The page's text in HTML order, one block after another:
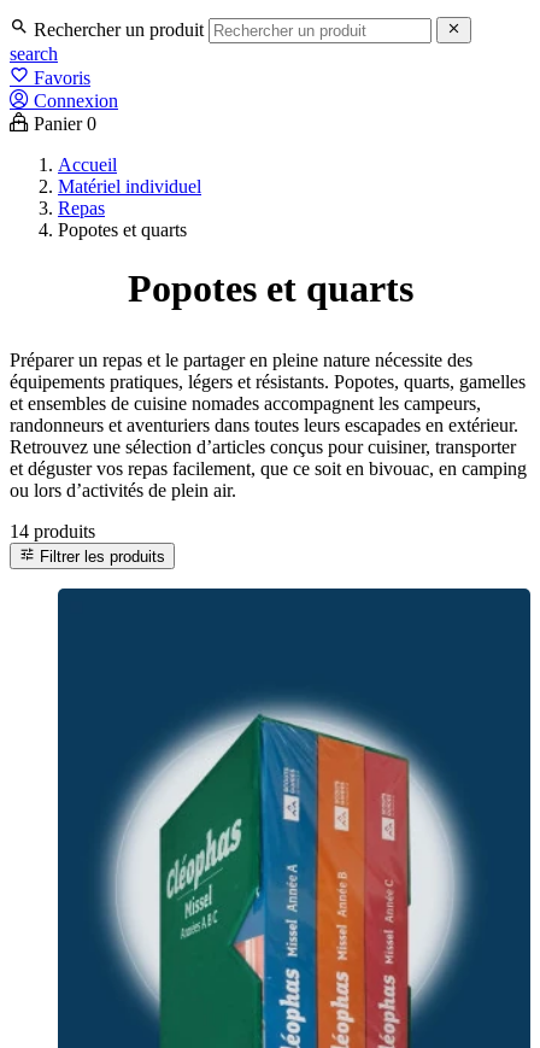
 Rechercher un produit 
search
favorite_border Favoris
Connexion
Panier 0
Accueil
Matériel individuel
Repas
Popotes et quarts
Popotes et quarts
Préparer un repas et le partager en pleine nature nécessite des
équipements pratiques, légers et résistants. Popotes, quarts, gamelles
et ensembles de cuisine nomades accompagnent les campeurs,
randonneurs et aventuriers dans toutes leurs escapades en extérieur.
Retrouvez une sélection d’articles conçus pour cuisiner, transporter
et déguster vos repas facilement, que ce soit en bivouac, en camping
ou lors d’activités de plein air.
14 produits
tune Filtrer les produits